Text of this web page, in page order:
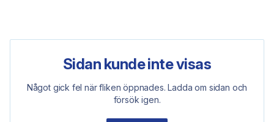
Sidan kunde inte visas
Något gick fel när fliken öppnades. Ladda om sidan och
försök igen.